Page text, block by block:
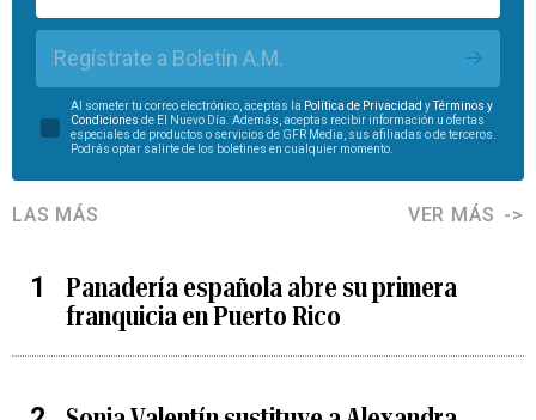
Regístrate a Boletín A.M.
Al someter tu correo electrónico, aceptas la Política de Privacidad yTérminos y
Condiciones de El Nuevo Día. Además, aceptas recibir información u ofertas
especiales de productos o servicios de GFR Media, sus afiliadas o de terceros.
Podrás optar salirte de los boletines en cualquier momento.
LAS MÁS VER MÁS
Panadería española abre su primera
franquicia en Puerto Rico